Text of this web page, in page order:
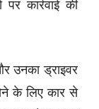
कार्रवाई की
उनका ड्राइवर
के लिए कार से